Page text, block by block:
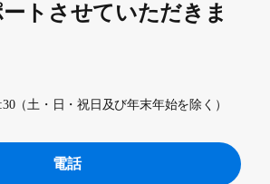
トさせていただきま
（土・日・祝日及び年末年始を除く）
電話